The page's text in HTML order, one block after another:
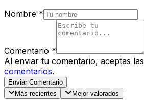
Nombre *
Comentario *
Al enviar tu comentario, aceptas las
comentarios.
Enviar Comentario
Más recientes
Mejor valorados